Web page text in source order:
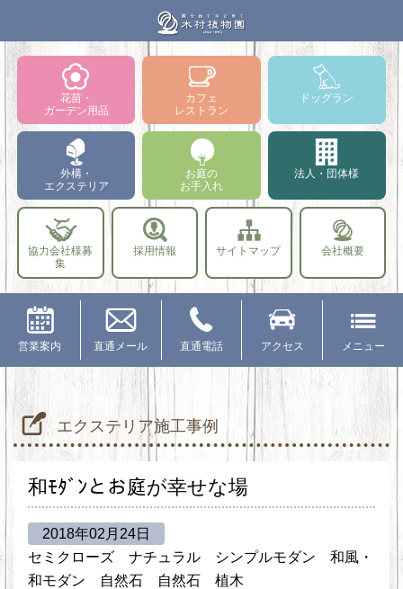
花苗・
ガーデン用品
カフェ
レストラン
ドッグラン
外構・
エクステリア
お庭の
お手入れ
法人・団体様
協力会社様募
集
採用情報 サイトマップ 会社概要
営業案内 直通メール 直通電話 アクセス メニュー
エクステリア施工事例
和ﾓﾀﾞﾝとお庭が幸せな場
2018年02月24日
セミクローズ
ナチュラル シンプルモダン
和風・
和モダン
自然石 自然石 植木